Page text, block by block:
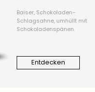
Baiser, Schokoladen-
Schlagsahne, umhüllt mit
Schokoladenspänen.
Entdecken